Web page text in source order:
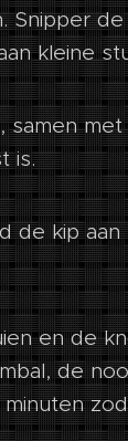
Snipper
kleine
samen
is.
de kip
en de
de